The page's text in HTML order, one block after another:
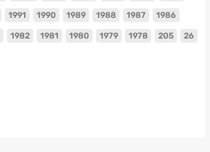
1991 1990 1989 1988 1987 1986
1982 1981 1980 1979 1978 205 26